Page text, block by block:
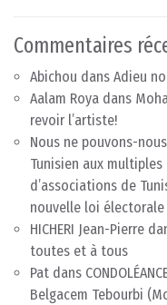
Commentaires
Abichou dans Adieu
Aalam Roya dans
revoir l’artiste!
Nous ne pouvons-
Tunisien aux multiples
d’associations de
nouvelle loi électorale
HICHERI Jean-Pierre
toutes et à tous
Pat dans
Belgacem Tebourbi